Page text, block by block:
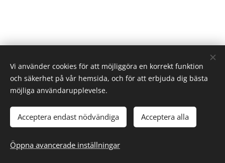
© 2025 Alla rättigheter reserverade
www.målarburken.se
Vi använder cookies för att möjliggöra en korrekt funktion
och säkerhet på vår hemsida, och för att erbjuda dig bästa
möjliga användarupplevelse.
Acceptera endast nödvändiga Acceptera alla
Öppna avancerade inställningar